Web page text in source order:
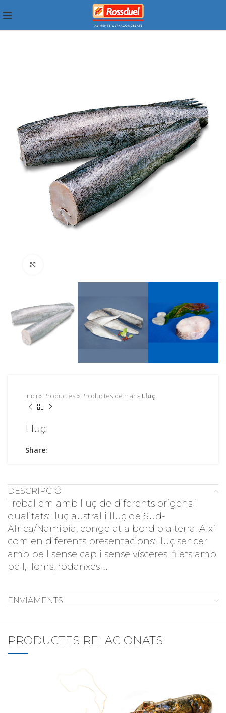
Inici » Productes» Productes de mar» Lluç
Lluç
Share:
DESCRIPCIÓ
Treballem amb lluç de diferents orígens i
qualitats: lluç austral i lluç de Sud-
Àfrica/Namíbia, congelat a bord o a terra. Així
com en diferents presentacions: lluç sencer
amb pell sense cap i sense vísceres, filets amb
pell, lloms, rodanxes …
ENVIAMENTS
PRODUCTES RELACIONATS